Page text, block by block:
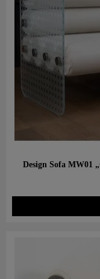
Design Sofa MW01